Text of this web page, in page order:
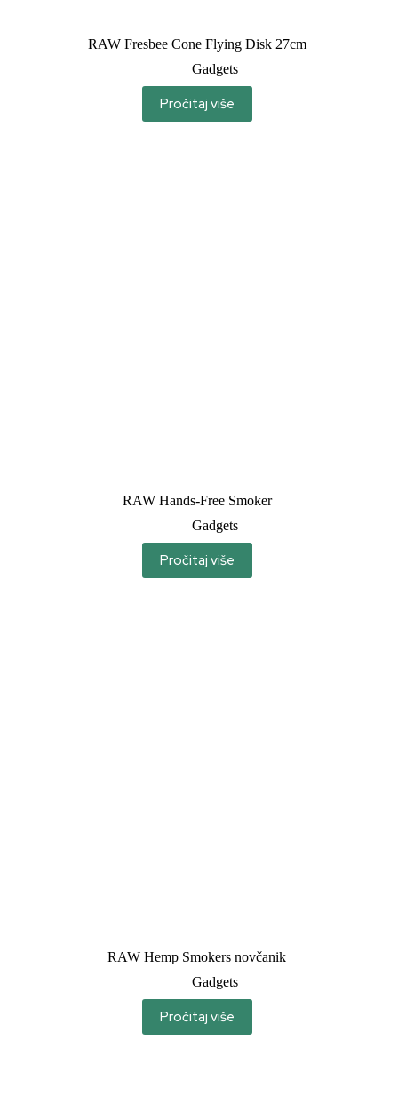
RAW Fresbee Cone Flying Disk 27cm
Gadgets
Pročitaj više
RAW Hands-Free Smoker
Gadgets
Pročitaj više
RAW Hemp Smokers novčanik
Gadgets
Pročitaj više